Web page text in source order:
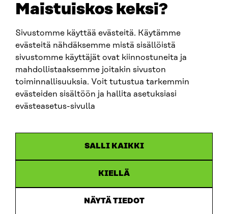
Maistuiskos keksi?
Sivustomme käyttää evästeitä. Käytämme
evästeitä nähdäksemme mistä sisällöistä
sivustomme käyttäjät ovat kiinnostuneita ja
mahdollistaaksemme joitakin sivuston
toiminnallisuuksia. Voit tutustua tarkemmin
evästeiden sisältöön ja hallita asetuksiasi
evästeasetus-sivulla
SALLI KAIKKI
KIELLÄ
NÄYTÄ TIEDOT
SITRA SOSIAALISESSA MEDIASSA
LinkedIn
Instagram
YouTube
Saavutettavuusseloste